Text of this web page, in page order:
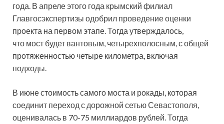
года. В апреле этого года крымский филиал
Главгосэкспертизы одобрил проведение оценки
проекта на первом этапе. Тогда утверждалось,
что мост будет вантовым, четырехполосным, с общей
протяженностью четыре километра, включая
подходы.
В июне стоимость самого моста и рокады, которая
соединит переход с дорожной сетью Севастополя,
оценивалась в 70-75 миллиардов рублей. Тогда